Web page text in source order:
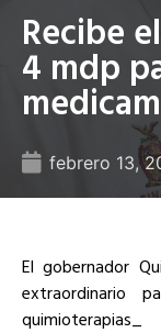
Recibe
4 mdp
febrero 13,
El gobernador
extraordinario
quimioterapias_